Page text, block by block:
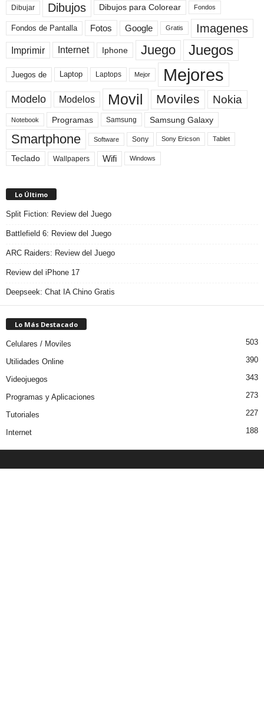
Dibujar Dibujos Dibujos para Colorear Fondos
Fondos de Pantalla Fotos Google Gratis Imagenes
Imprimir Internet Iphone Juego Juegos
Juegos de Laptop Laptops Mejor Mejores
Modelo Modelos Movil Moviles Nokia
Notebook Programas Samsung Samsung Galaxy
Smartphone Software Sony Sony Ericson Tablet
Teclado Wallpapers Wifi Windows
Lo Último
Split Fiction: Review del Juego
Battlefield 6: Review del Juego
ARC Raiders: Review del Juego
Review del iPhone 17
Deepseek: Chat IA Chino Gratis
Lo Más Destacado
Celulares / Moviles 503
Utilidades Online 390
Videojuegos 343
Programas y Aplicaciones 273
Tutoriales 227
Internet 188